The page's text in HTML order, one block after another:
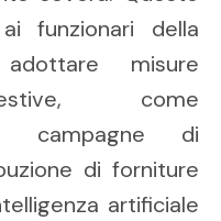
funzionari della
misure
come
campagne di
di forniture
artificiale